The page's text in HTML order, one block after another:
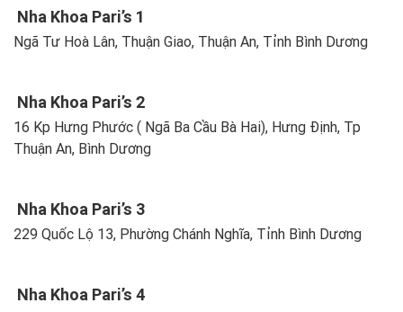
Nha Khoa Pari’s 1
Ngã Tư Hoà Lân, Thuận Giao, Thuận An, Tỉnh Bình Dương
Nha Khoa Pari’s 2
16 Kp Hưng Phước ( Ngã Ba Cầu Bà Hai), Hưng Định, Tp
Thuận An, Bình Dương
Nha Khoa Pari’s 3
229 Quốc Lộ 13, Phường Chánh Nghĩa, Tỉnh Bình Dương
Nha Khoa Pari’s 4